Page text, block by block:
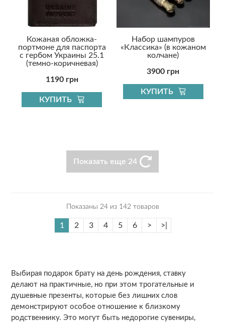
Кожаная обложка-
портмоне для паспорта
с гербом Украины 25.1
(темно-коричневая)
1190 грн
КУПИТЬ
Набор шампуров
«Классика» (в кожаном
колчане)
3900 грн
КУПИТЬ
Показать еще 24
Показаны 24 из 142 товаров
1 2 3 4 5 6 > >|
Выбирая подарок брату на день рождения, ставку
делают на практичные, но при этом трогательные и
душевные презенты, которые без лишних слов
демонстрируют особое отношение к близкому
родственнику. Это могут быть недорогие сувениры,